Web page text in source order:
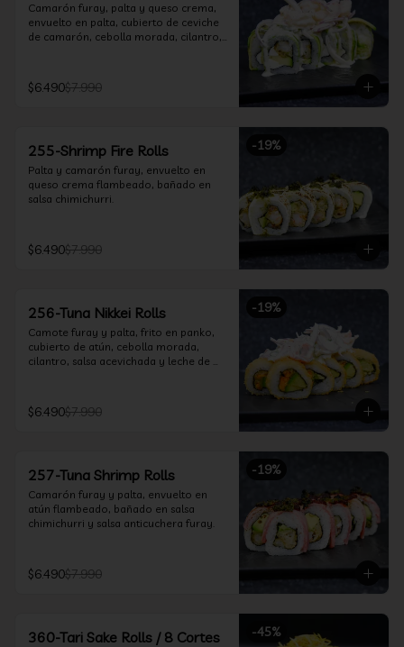
Camarón furay, palta y queso crema,
envuelto en palta, cubierto de ceviche
de camarón, cebolla morada, cilantro,
$6.490$7.990
-19%
255-Shrimp Fire Rolls
Palta y camarón furay, envuelto en
queso crema flambeado, bañado en
salsa chimichurri.
$6.490$7.990
-19%
256-Tuna Nikkei Rolls
Camote furay y palta, frito en panko,
cubierto de atún, cebolla morada,
cilantro, salsa acevichada y leche de
$6.490$7.990
-19%
257-Tuna Shrimp Rolls
Camarón furay y palta, envuelto en
atún flambeado, bañado en salsa
chimichurri y salsa anticuchera furay.
$6.490$7.990
-45%
360-Tari Sake Rolls / 8 Cortes